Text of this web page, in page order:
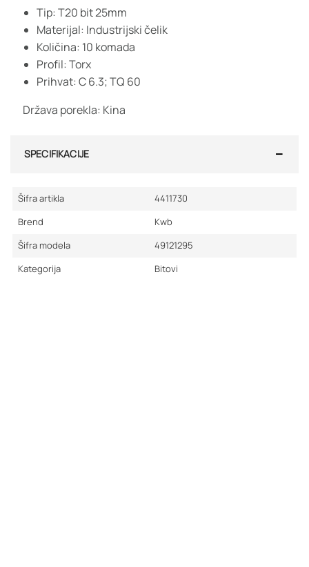
Tip: T20 bit 25mm
Materijal: Industrijski čelik
Količina: 10 komada
Profil: Torx
Prihvat: C 6.3; TQ 60
Država porekla: Kina
SPECIFIKACIJE
Šifra artikla
4411730
Brend
Kwb
Šifra modela
49121295
Kategorija
Bitovi